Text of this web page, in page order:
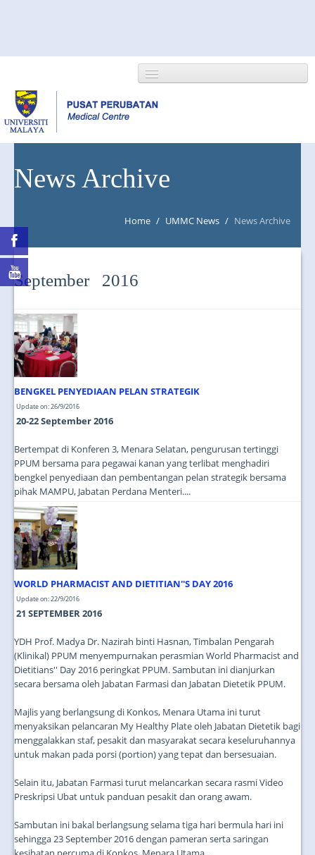
NEWS/EVENTS
News Archive
Home / UMMC News / News Archive
September 2016
BENGKEL PENYEDIAAN PELAN STRATEGIK
Update on: 26/9/2016
20-22 September 2016
Bertempat di Konferen 3, Menara Selatan, pengurusan tertinggi
PPUM bersama para pegawai kanan yang terlibat menghadiri
bengkel penyediaan dan pembentangan pelan strategik bersama
pihak MAMPU, Jabatan Perdana Menteri....
WORLD PHARMACIST AND DIETITIAN''S DAY 2016
Update on: 22/9/2016
21 SEPTEMBER 2016
YDH Prof. Madya Dr. Nazirah binti Hasnan, Timbalan Pengarah
(Klinikal) PPUM menyempurnakan perasmian World Pharmacist and
Dietitians'' Day 2016 peringkat PPUM. Sambutan ini dianjurkan
secara bersama oleh Jabatan Farmasi dan Jabatan Dietetik PPUM.
Majlis yang berlangsung di Konkos, Menara Utama ini turut
menyaksikan pelancaran My Healthy Plate oleh Jabatan Dietetik bagi
menggalakkan staf, pesakit dan masyarakat secara keseluruhannya
untuk makan pada porsi (portion) yang tepat dan bersesuaian.
Selain itu, Jabatan Farmasi turut melancarkan secara rasmi Video
Preskripsi Ubat untuk panduan pesakit dan orang awam.
Sambutan ini bakal berlangsung selama tiga hari bermula hari ini
sehingga 23 September 2016 dengan pameran serta saringan